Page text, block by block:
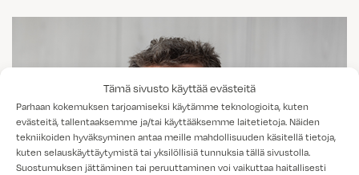
Tämä sivusto käyttää evästeitä
Parhaan kokemuksen tarjoamiseksi käytämme teknologioita, kuten
evästeitä, tallentaaksemme ja/tai käyttääksemme laitetietoja. Näiden
tekniikoiden hyväksyminen antaa meille mahdollisuuden käsitellä tietoja,
kuten selauskäyttäytymistä tai yksilöllisiä tunnuksia tällä sivustolla.
Suostumuksen jättäminen tai peruuttaminen voi vaikuttaa haitallisesti